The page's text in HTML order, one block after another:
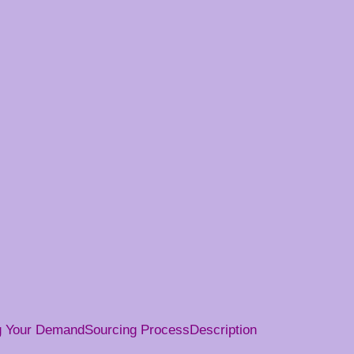
Description
Sourcing Process
Your Demand